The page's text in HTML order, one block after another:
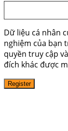
Dữ liệu cá nhân
nghiệm của bạn
quyền truy cập
đích khác được
Register